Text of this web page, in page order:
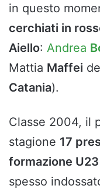
in questo
cerchiati in
Aiello: Andrea
Mattia Maffei
Catania).
Classe 2004, il
stagione 17
formazione
spesso